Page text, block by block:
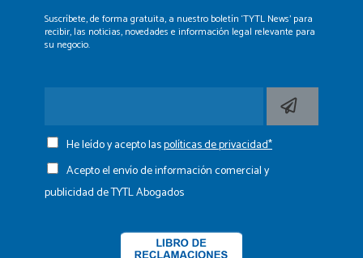
Suscríbete, de forma gratuita, a nuestro boletín ‘TYTL News’ para
recibir, las noticias, novedades e información legal relevante para
su negocio.
He leído y acepto laspolíticas de privacidad*
Acepto el envío de información comercial y
publicidad de TYTL Abogados